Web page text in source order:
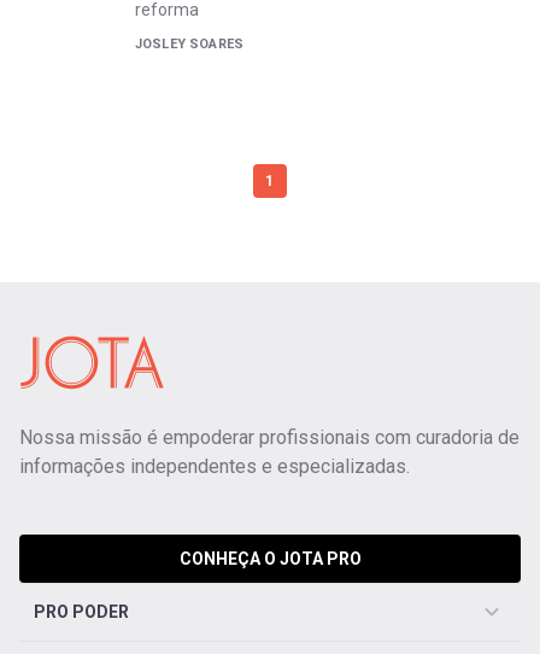
reforma
JOSLEY SOARES
1
Nossa missão é empoderar profissionais com curadoria de
informações independentes e especializadas.
CONHEÇA O JOTA PRO
PRO PODER